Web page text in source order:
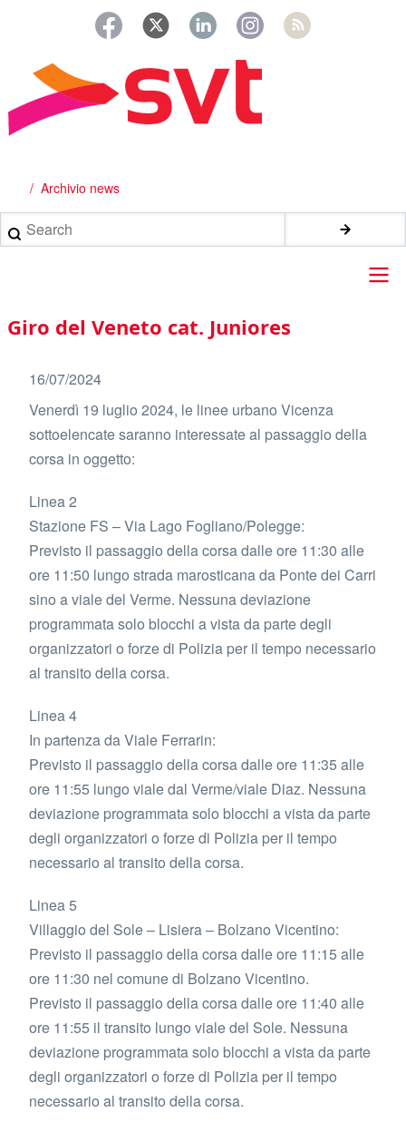
principale
Briciole
di
pane
Archivio news
Search
Main
navigation
Giro del Veneto cat. Juniores
16/07/2024
Venerdì 19 luglio 2024, le linee urbano Vicenza
sottoelencate saranno interessate al passaggio della
corsa in oggetto:
Linea 2
Stazione FS – Via Lago Fogliano/Polegge:
Previsto il passaggio della corsa dalle ore 11:30 alle
ore 11:50 lungo strada marosticana da Ponte dei Carri
sino a viale del Verme. Nessuna deviazione
programmata solo blocchi a vista da parte degli
organizzatori o forze di Polizia per il tempo necessario
al transito della corsa.
Linea 4
In partenza da Viale Ferrarin:
Previsto il passaggio della corsa dalle ore 11:35 alle
ore 11:55 lungo viale dal Verme/viale Diaz. Nessuna
deviazione programmata solo blocchi a vista da parte
degli organizzatori o forze di Polizia per il tempo
necessario al transito della corsa.
Linea 5
Villaggio del Sole – Lisiera – Bolzano Vicentino:
Previsto il passaggio della corsa dalle ore 11:15 alle
ore 11:30 nel comune di Bolzano Vicentino.
Previsto il passaggio della corsa dalle ore 11:40 alle
ore 11:55 il transito lungo viale del Sole. Nessuna
deviazione programmata solo blocchi a vista da parte
degli organizzatori o forze di Polizia per il tempo
necessario al transito della corsa.